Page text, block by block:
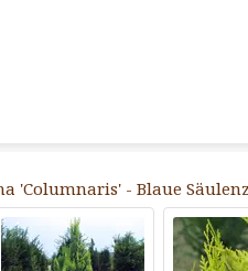
'Columnaris' - Blaue